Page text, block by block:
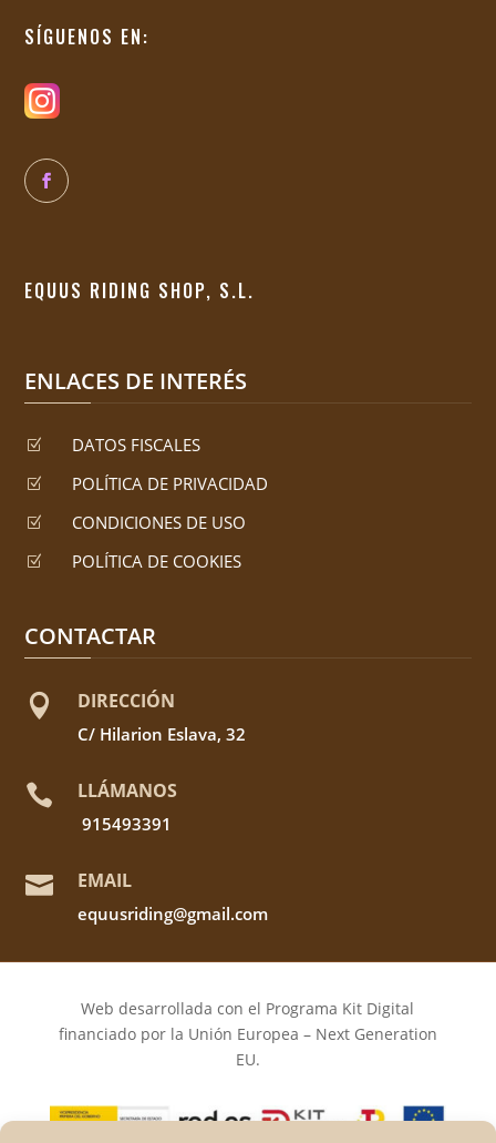
SÍGUENOS EN:
EQUUS RIDING SHOP, S.L.
ENLACES DE INTERÉS
Z DATOS FISCALES
Z POLÍTICA DE PRIVACIDAD
Z CONDICIONES DE USO
Z POLÍTICA DE COOKIES
CONTACTAR
 DIRECCIÓN
C/ Hilarion Eslava, 32
 LLÁMANOS
915493391
 EMAIL
equusriding@gmail.com
Web desarrollada con el Programa Kit Digital
financiado por la Unión Europea – Next Generation
EU.